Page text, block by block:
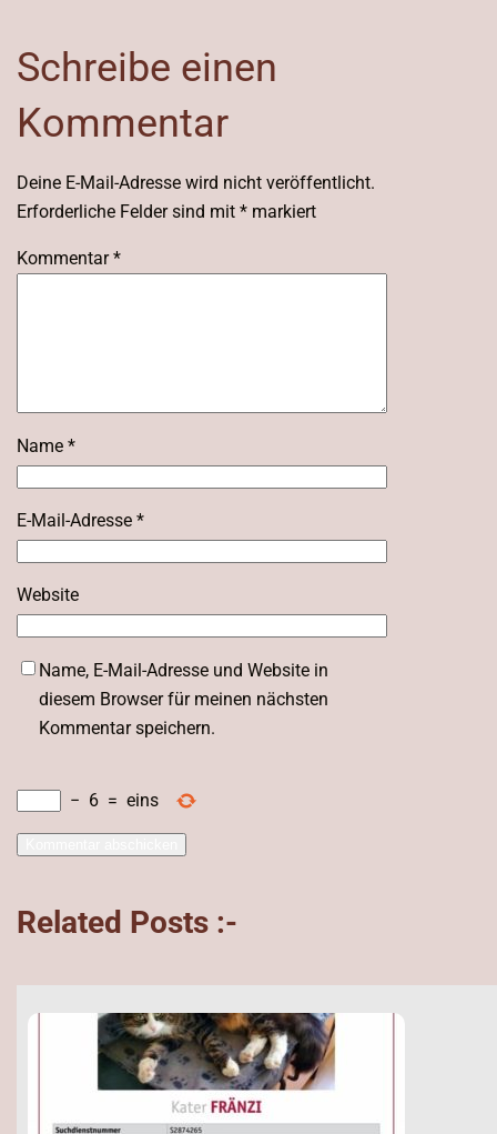
Schreibe einen
Kommentar
Deine E-Mail-Adresse wird nicht veröffentlicht.
Erforderliche Felder sind mit* markiert
Kommentar*
Name*
E-Mail-Adresse*
Website
Name, E-Mail-Adresse und Website in
diesem Browser für meinen nächsten
Kommentar speichern.
− 6 = eins
Related Posts :-